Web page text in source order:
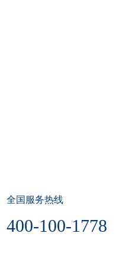
全国服务热线
400-100-1778